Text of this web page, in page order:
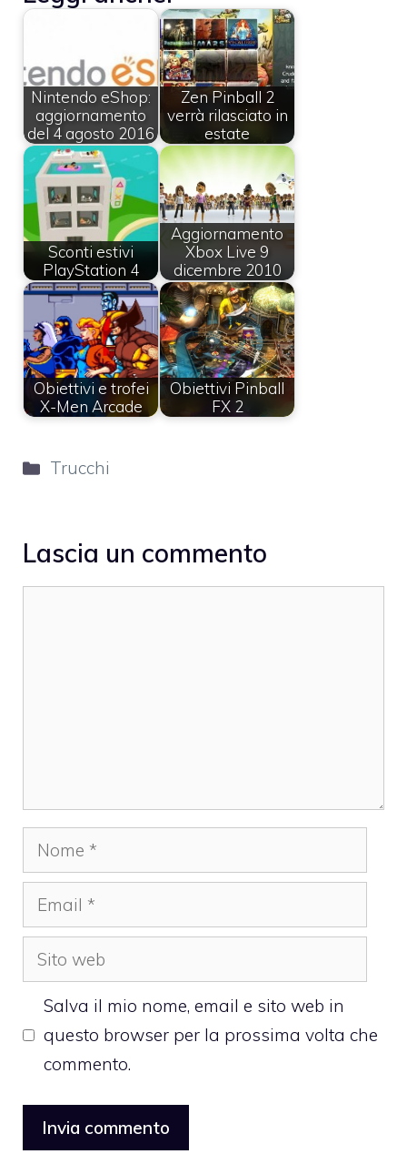
Nintendo eShop:
aggiornamento
del 4 agosto 2016
Zen Pinball 2
verrà rilasciato in
estate
Sconti estivi
PlayStation 4
Aggiornamento
Xbox Live 9
dicembre 2010
Obiettivi e trofei
X-Men Arcade
Obiettivi Pinball
FX 2
Categorie
Trucchi
Lascia un commento
Nome
Email
Sito
web
Salva il mio nome, email e sito web in
questo browser per la prossima volta che
commento.